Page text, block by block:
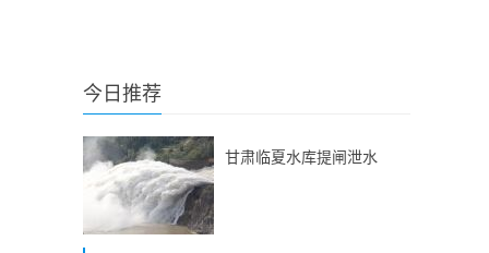
今日推荐
甘肃临夏水库提闸泄水